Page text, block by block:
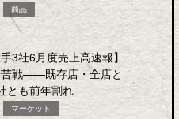
商品
手3社6月度売上高速報】
戦――既存店・全店と
とも前年割れ
マーケット